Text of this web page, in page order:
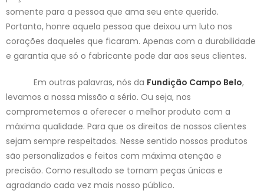
somente para a pessoa que ama seu ente querido.
Portanto, honre aquela pessoa que deixou um luto nos
corações daqueles que ficaram. Apenas com a durabilidade
e garantia que só o fabricante pode dar aos seus clientes.
Em outras palavras, nós da Fundição Campo Belo,
levamos a nossa missão a sério. Ou seja, nos
comprometemos a oferecer o melhor produto com a
máxima qualidade. Para que os direitos de nossos clientes
sejam sempre respeitados. Nesse sentido nossos produtos
são personalizados e feitos com máxima atenção e
precisão. Como resultado se tornam peças únicas e
agradando cada vez mais nosso público.